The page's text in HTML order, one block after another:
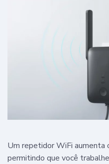
Um repetidor WiFi aumenta
permitindo que você